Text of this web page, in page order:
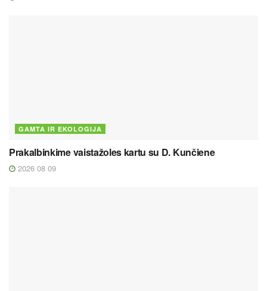
GAMTA IR EKOLOGIJA
Prakalbinkime vaistažoles kartu su D. Kunčiene
2026 08 09